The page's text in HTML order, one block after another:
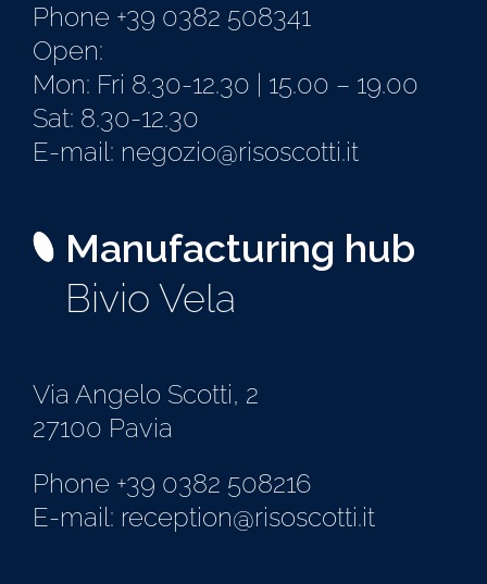
Phone +39 0382 508341
Open:
Mon: Fri 8.30-12.30 | 15.00 – 19.00
Sat: 8.30-12.30
E-mail: negozio@risoscotti.it
Manufacturing hub
Bivio Vela
Via Angelo Scotti, 2
27100 Pavia
Phone +39 0382 508216
E-mail: reception@risoscotti.it